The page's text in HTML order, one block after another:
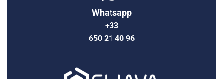
Whatsapp
+33
650 21 40 96